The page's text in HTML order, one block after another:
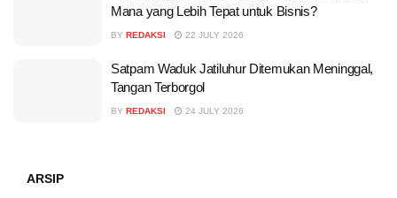
Mana yang Lebih Tepat untuk Bisnis?
BY REDAKSI 22 JULY 2026
Satpam Waduk Jatiluhur Ditemukan Meninggal,
Tangan Terborgol
BY REDAKSI 24 JULY 2026
ARSIP